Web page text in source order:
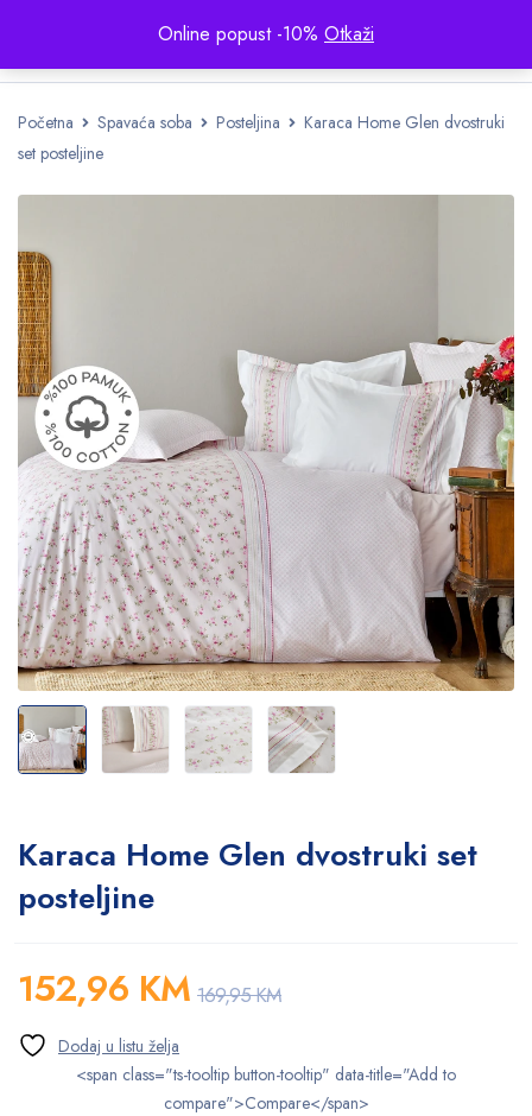
Online popust -10% Otkaži
Početna Spavaća soba Posteljina
Karaca Home Glen dvostruki
set posteljine
Karaca Home Glen dvostruki set
posteljine
169,95KM
152,96 KM
<span class="ts-tooltip button-tooltip" data-title="Add to
compare">Compare</span>